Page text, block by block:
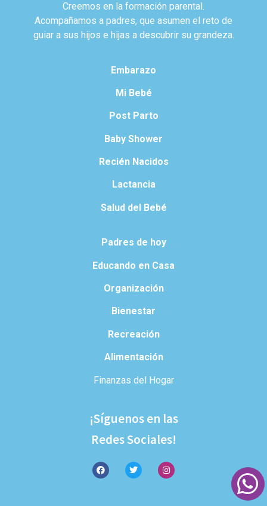
Creemos en la formación parental.
Acompañamos a padres, que asumen el reto de
guiar a sus hijos e hijas a descubrir su grandeza.
Embarazo
Mi Bebé
Post Parto
Baby Shower
Recién Nacidos
Lactancia
Salud del Bebé
Padres de hoy
Educando en Casa
Organización
Bienestar
Recreación
Alimentación
Finanzas del Hogar
¡Síguenos en las
Redes Sociales!